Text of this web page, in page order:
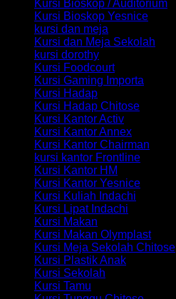
Kursi Bioskop / Auditorium
Kursi Bioskop Yesnice
kursi dan meja
Kursi dan Meja Sekolah
kursi dorothy
Kursi Foodcourt
Kursi Gaming Importa
Kursi Hadap
Kursi Hadap Chitose
Kursi Kantor Activ
Kursi Kantor Annex
Kursi Kantor Chairman
kursi kantor Frontline
Kursi Kantor HM
Kursi Kantor Yesnice
Kursi Kuliah Indachi
Kursi Lipat Indachi
Kursi Makan
Kursi Makan Olymplast
Kursi Meja Sekolah Chitose
Kursi Plastik Anak
Kursi Sekolah
Kursi Tamu